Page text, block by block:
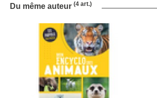
Du même auteur (4 art.)